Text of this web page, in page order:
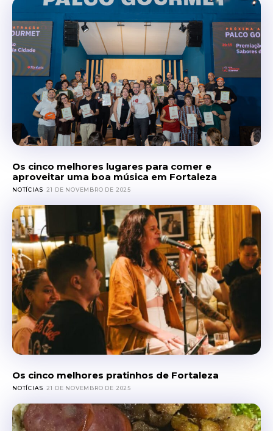
Os cinco melhores lugares para comer e
aproveitar uma boa música em Fortaleza
NOTÍCIAS 21 DE NOVEMBRO DE 2025
Os cinco melhores pratinhos de Fortaleza
NOTÍCIAS 21 DE NOVEMBRO DE 2025